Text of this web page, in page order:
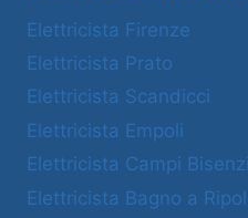
Elettricista Firenze
Elettricista Prato
Elettricista Scandicci
Elettricista Empoli
Elettricista Campi
Elettricista Bagno a